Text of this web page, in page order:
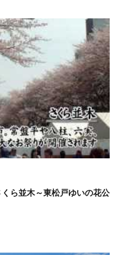
ら並木～東松戸ゆいの花公